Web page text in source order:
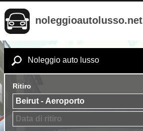
noleggioautolusso.net
Noleggio auto lusso
Ritiro